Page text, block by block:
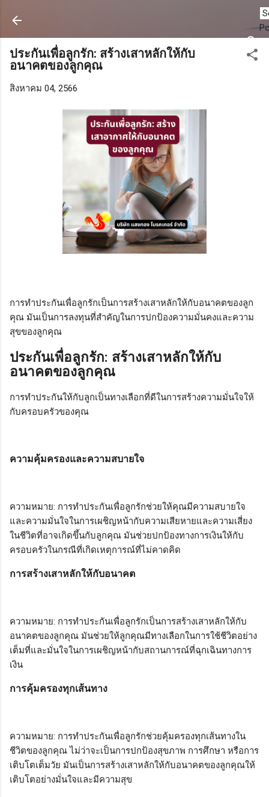
ประกันเพื่อลูกรัก: สร้างเสาหลักให้กับ
อนาคตของลูกคุณ
สิงหาคม 04, 2566
การทำประกันเพื่อลูกรักเป็นการสร้างเสาหลักให้กับอนาคตของลูก
คุณ มันเป็นการลงทุนที่สำคัญในการปกป้องความมั่นคงและความ
สุขของลูกคุณ
ประกันเพื่อลูกรัก: สร้างเสาหลักให้กับ
อนาคตของลูกคุณ
การทำประกันให้กับลูกเป็นทางเลือกที่ดีในการสร้างความมั่นใจให้
กับครอบครัวของคุณ
ความคุ้มครองและความสบายใจ
ความหมาย: การทำประกันเพื่อลูกรักช่วยให้คุณมีความสบายใจ
และความมั่นใจในการเผชิญหน้ากับความเสียหายและความเสี่ยง
ในชีวิตที่อาจเกิดขึ้นกับลูกคุณ มันช่วยปกป้องทางการเงินให้กับ
ครอบครัวในกรณีที่เกิดเหตุการณ์ที่ไม่คาดคิด
การสร้างเสาหลักให้กับอนาคต
ความหมาย: การทำประกันเพื่อลูกรักเป็นการสร้างเสาหลักให้กับ
อนาคตของลูกคุณ มันช่วยให้ลูกคุณมีทางเลือกในการใช้ชีวิตอย่าง
เต็มที่และมั่นใจในการเผชิญหน้ากับสถานการณ์ที่ฉุกเฉินทางการ
เงิน
การคุ้มครองทุกเส้นทาง
ความหมาย: การทำประกันเพื่อลูกรักช่วยคุ้มครองทุกเส้นทางใน
ชีวิตของลูกคุณ ไม่ว่าจะเป็นการปกป้องสุขภาพ การศึกษา หรือการ
เติบโตเต็มวัย มันเป็นการสร้างเสาหลักให้กับอนาคตของลูกคุณให้
เติบโตอย่างมั่นใจและมีความสุข